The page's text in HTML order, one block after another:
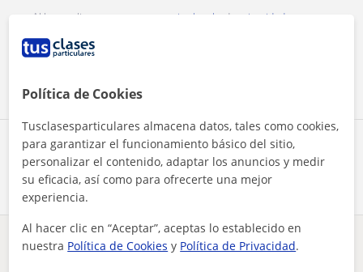
Comparte a este profesor
Al hacer clic, aceptas nuestro aviso legal y de privacidad
¿Hay algún error en este perfil?Cuéntanos
Política de Cookies
Tusclasesparticulares almacena datos, tales como cookies,
para garantizar el funcionamiento básico del sitio,
personalizar el contenido, adaptar los anuncios y medir
su eficacia, así como para ofrecerte una mejor
experiencia.
Al hacer clic en “Aceptar”, aceptas lo establecido en
nuestra Política de Cookies y Política de Privacidad.